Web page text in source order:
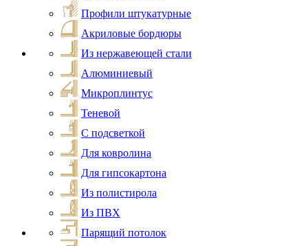
Профили штукатурные
Акриловые бордюры
Из нержавеющей стали
Алюминиевый
Микроплинтус
Теневой
С подсветкой
Для ковролина
Для гипсокартона
Из полистирола
Из ПВХ
Парящий потолок